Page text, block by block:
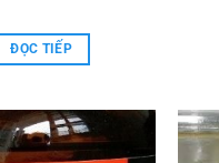
ĐỌC TIẾP